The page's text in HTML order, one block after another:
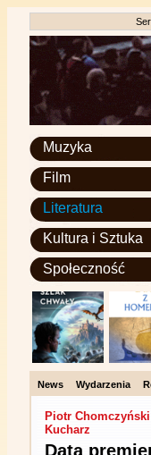
Muzyka
Film
Literatura
Kultura i Sztuka
Społeczność
News Wydarzenia
Piotr Chomczyński
Kucharz
Data